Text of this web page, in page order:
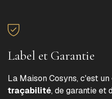
Label et Garantie
La Maison Cosyns, c'est un
traçabilité, de garantie et